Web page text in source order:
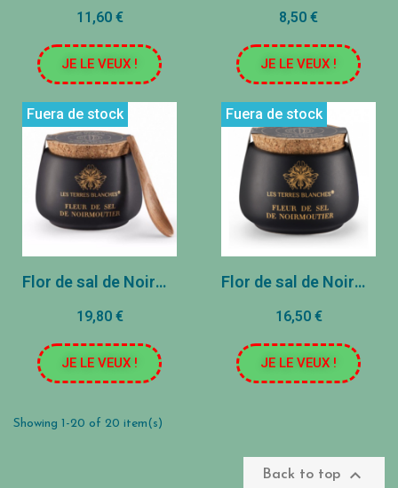
11,60 €
JE LE VEUX !
8,50 €
JE LE VEUX !
Fuera de stock
Flor de sal de Noirmoutier - 100 g
19,80 €
JE LE VEUX !
Fuera de stock
Flor de sal de Noirmoutier - 70g
16,50 €
JE LE VEUX !
Showing 1-20 of 20 item(s)
Back to top 